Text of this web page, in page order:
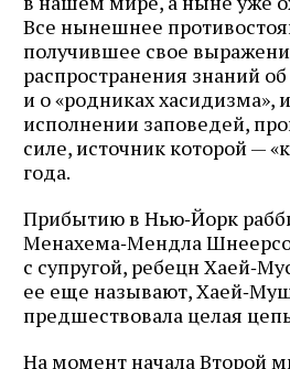
Все нынешнее
получившее свое
распространения знаний
и о «родниках хасидизма»,
исполнении заповедей,
силе, источник которой —
года.
Прибытию в Нью‑Йорк
Менахема‑Мендла
с супругой, ребецн
ее еще называют,
предшествовала целая
На момент начала Второй